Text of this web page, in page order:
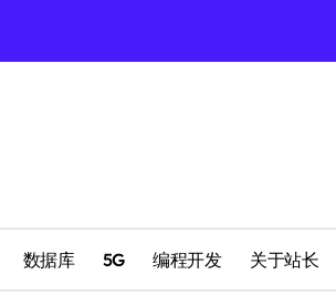
数据库 5G 编程开发 关于站长